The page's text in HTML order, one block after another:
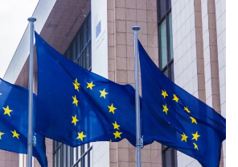
relajación